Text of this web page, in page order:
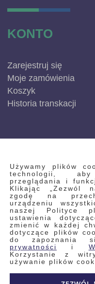
Używamy plików
technologii,
przeglądania i
Klikając „Zezwól
zgodę na
urządzeniu
naszej Polityce
ustawienia
zmienić w każdej
dotyczące plików
do
prywatności
i
Korzystanie z
używanie plików
KONTO
Zarejestruj się
Moje zamówienia
Koszyk
Historia transkacji
INFORMACJE
Regulamin
Polityka prywatności i
Wyszukiwane frazy
Wyszukiwanie
Zamówienia
Skontaktuj się z nami
Odstąp od umowy